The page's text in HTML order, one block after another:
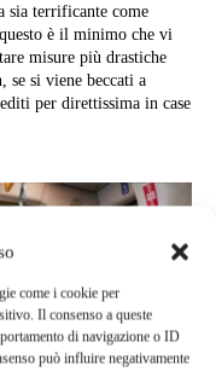
come i cookie per
Il consenso a queste
di navigazione o ID
può influire negativamente
sia terrificante come
è il minimo che vi
misure più drastiche
se si viene beccati a
per direttissima in case